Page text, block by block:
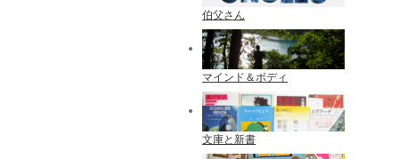
伯父さん
マインド＆ボディ
文庫と新書